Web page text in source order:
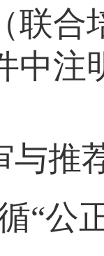
联合
中注
与推
“公